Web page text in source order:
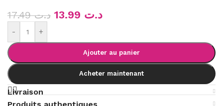
د.ت17.49 د.ت
- +
Ajouter au panier
Acheter maintenant
Livraison
Produits authentiques